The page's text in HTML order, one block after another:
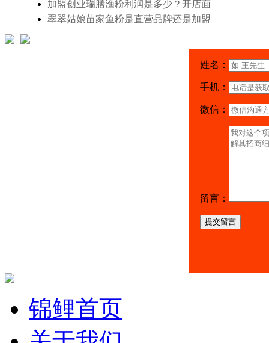
苗家鱼粉加盟之后的生意怎么样呢？
加盟创业瑞膳渔粉利润是多少？开店面
积的大小对营业额的影响很大吗？
翠翠姑娘苗家鱼粉是直营品牌还是加盟
姓名：
手机：
微信：
留言：
提交留言
锦鲤首页